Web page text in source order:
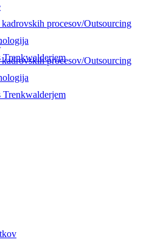
procesov/Outsourcing
Trenkwalderjemprocesov/Outsourcing
Trenkwalderjem